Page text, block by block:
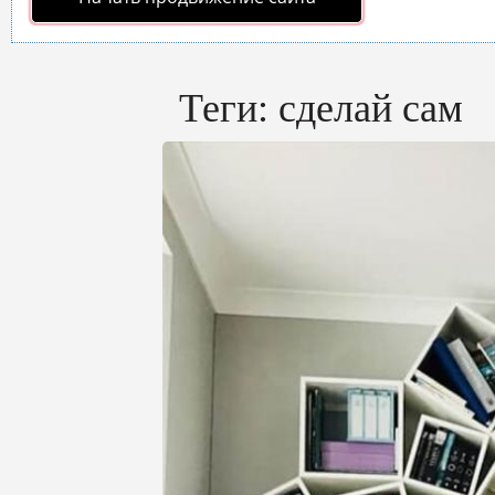
Теги: сделай сам